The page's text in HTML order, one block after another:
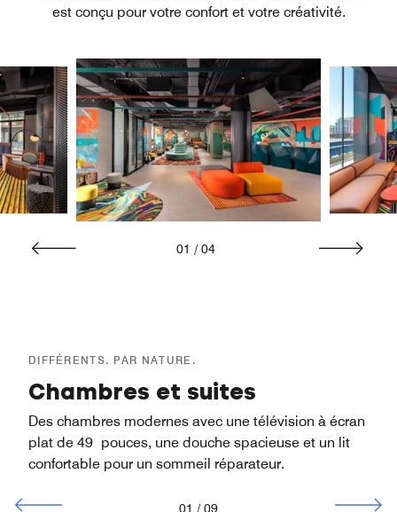
est conçu pour votre confort et votre créativité.
01 / 04
DIFFÉRENTS. PAR NATURE.
Chambres et suites
Des chambres modernes avec une télévision à écran
plat de 49 pouces, une douche spacieuse et un lit
confortable pour un sommeil réparateur.
01 / 09